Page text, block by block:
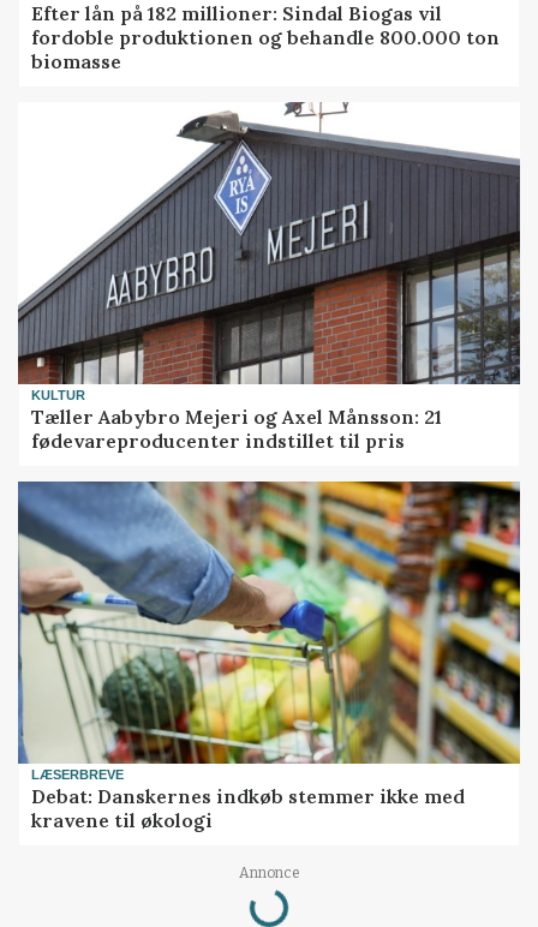
Efter lån på 182 millioner: Sindal Biogas vil
fordoble produktionen og behandle 800.000 ton
biomasse
KULTUR
Tæller Aabybro Mejeri og Axel Månsson: 21
fødevareproducenter indstillet til pris
LÆSERBREVE
Debat: Danskernes indkøb stemmer ikke med
kravene til økologi
Annonce
Loading...